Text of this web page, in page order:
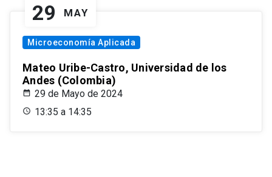
29 MAY
Microeconomía Aplicada
Mateo Uribe-Castro, Universidad de los
Andes (Colombia)
29 de Mayo de 2024
13:35 a 14:35